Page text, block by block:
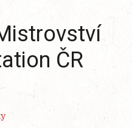
ČR